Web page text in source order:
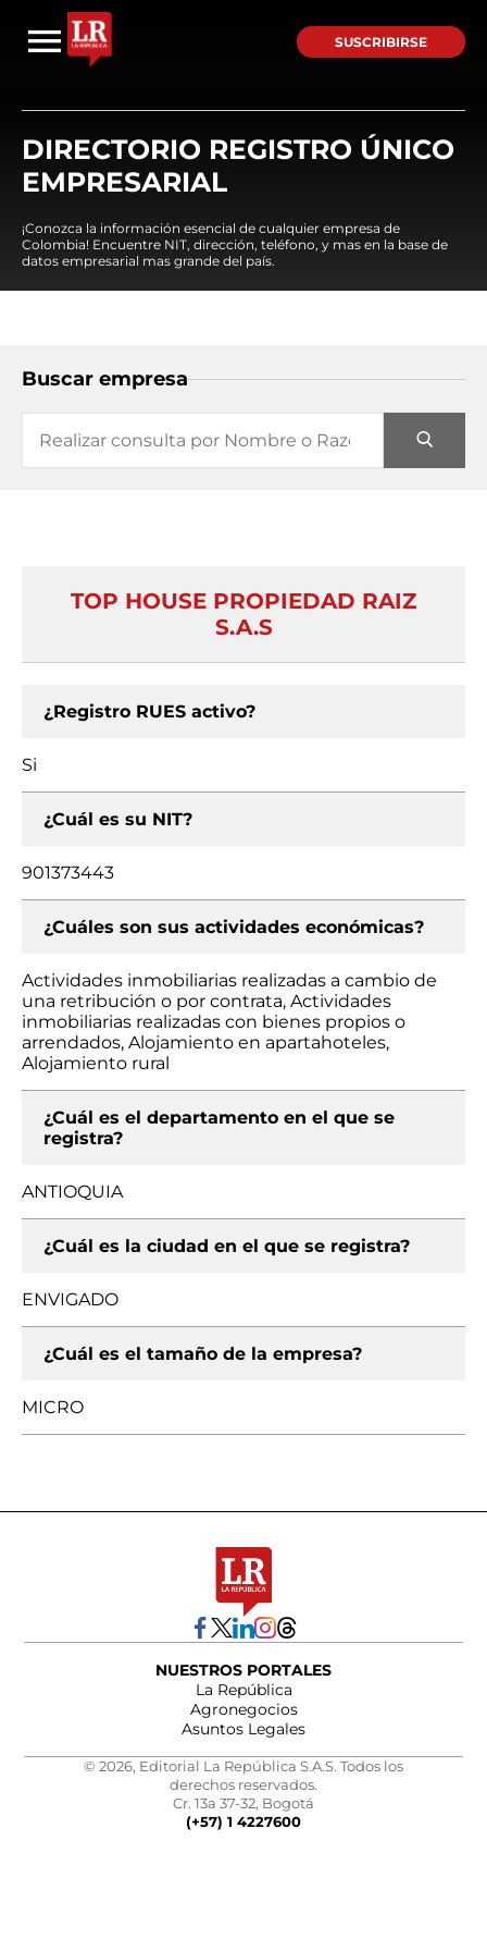
SUSCRIBIRSE
DIRECTORIO REGISTRO ÚNICO
EMPRESARIAL
¡Conozca la información esencial de cualquier empresa de
Colombia! Encuentre NIT, dirección, teléfono, y mas en la base de
datos empresarial mas grande del país.
Buscar empresa
TOP HOUSE PROPIEDAD RAIZ
S.A.S
¿Registro RUES activo?
Si
¿Cuál es su NIT?
901373443
¿Cuáles son sus actividades económicas?
Actividades inmobiliarias realizadas a cambio de
una retribución o por contrata, Actividades
inmobiliarias realizadas con bienes propios o
arrendados, Alojamiento en apartahoteles,
Alojamiento rural
¿Cuál es el departamento en el que se
registra?
ANTIOQUIA
¿Cuál es la ciudad en el que se registra?
ENVIGADO
¿Cuál es el tamaño de la empresa?
MICRO
NUESTROS PORTALES
La República
Agronegocios
Asuntos Legales
© 2026, Editorial La República S.A.S. Todos los
derechos reservados.
Cr. 13a 37-32, Bogotá
(+57) 1 4227600